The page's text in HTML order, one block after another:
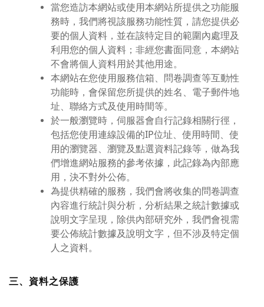
當您造訪本網站或使用本網站所提供之功能服
務時，我們將視該服務功能性質，請您提供必
要的個人資料，並在該特定目的範圍內處理及
利用您的個人資料；非經您書面同意，本網站
不會將個人資料用於其他用途。
本網站在您使用服務信箱、問卷調查等互動性
功能時，會保留您所提供的姓名、電子郵件地
址、聯絡方式及使用時間等。
於一般瀏覽時，伺服器會自行記錄相關行徑，
包括您使用連線設備的IP位址、使用時間、使
用的瀏覽器、瀏覽及點選資料記錄等，做為我
們增進網站服務的參考依據，此記錄為內部應
用，決不對外公佈。
為提供精確的服務，我們會將收集的問卷調查
內容進行統計與分析，分析結果之統計數據或
說明文字呈現，除供內部研究外，我們會視需
要公佈統計數據及說明文字，但不涉及特定個
人之資料。
三、資料之保護